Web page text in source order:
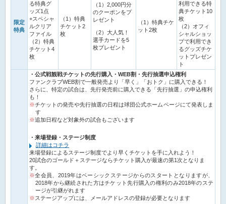
限定
特典
る特典グ
ッズ1点
+スペシャ
ルクリア
ファイル
（2）特典
チケット4
枚
（1）特典
チケット2
枚
（1）2,000円分
のクーポンをプ
レゼント
（2）大人気！
選手カードを5
枚プレゼント
（1）特典チケ
ット2枚
利用できる特
典チケット10
枚
（2）オフィ
シャルショッ
プで利用でき
るグッズチケ
ットプレゼン
ト
・公式戦観戦チケットの先行購入・WEB割・先行抽選申込権利
ファンクラブWEB割で一般発売より「早く」「おトク」に購入できる！
さらに、特定の試合は、先行発売前に購入できる「先行抽選」の申込権利
も！
チケットの発売や先行抽選の日程は球団公式ホームページにて発表しま
す
追加日程など対象外の試合もございます
・来場登録・ステージ制度
詳細はコチラ
来場登録によるステージ制度でより早くチケットを手に入れよう！
20試合のゴールド＋ステージならチケット購入が最速の第1次となりま
す。
全会員、2019年はベーシックステージからのスタートとなりますが、
2018年から継続された方はチケット先行購入の権利のみ2018年のステ
ージが引継がれます
ステージアップには、メールアドレスの登録が必要となります